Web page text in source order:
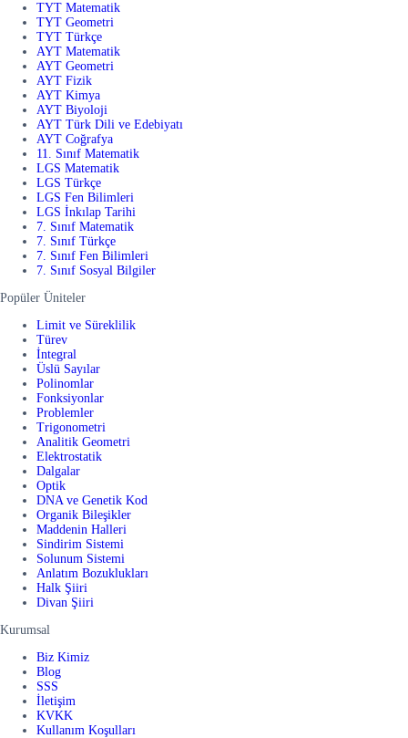
TYT Matematik
TYT Geometri
TYT Türkçe
AYT Matematik
AYT Geometri
AYT Fizik
AYT Kimya
AYT Biyoloji
AYT Türk Dili ve Edebiyatı
AYT Coğrafya
11. Sınıf Matematik
LGS Matematik
LGS Türkçe
LGS Fen Bilimleri
LGS İnkılap Tarihi
7. Sınıf Matematik
7. Sınıf Türkçe
7. Sınıf Fen Bilimleri
7. Sınıf Sosyal Bilgiler
Popüler Üniteler
Limit ve Süreklilik
Türev
İntegral
Üslü Sayılar
Polinomlar
Fonksiyonlar
Problemler
Trigonometri
Analitik Geometri
Elektrostatik
Dalgalar
Optik
DNA ve Genetik Kod
Organik Bileşikler
Maddenin Halleri
Sindirim Sistemi
Solunum Sistemi
Anlatım Bozuklukları
Halk Şiiri
Divan Şiiri
Kurumsal
Biz Kimiz
Blog
SSS
İletişim
KVKK
Kullanım Koşulları